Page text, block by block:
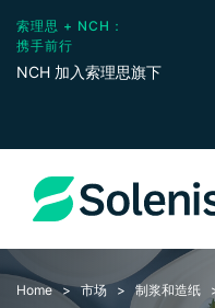
索理思 + NCH：
携手前行
NCH 加入索理思旗下
Home 市场 制浆和造纸